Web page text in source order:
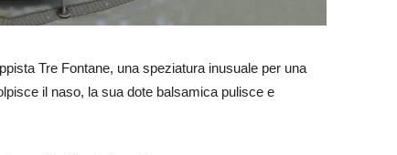
Tre Fontane, una speziatura inusuale per una
il naso, la sua dote balsamica pulisce e